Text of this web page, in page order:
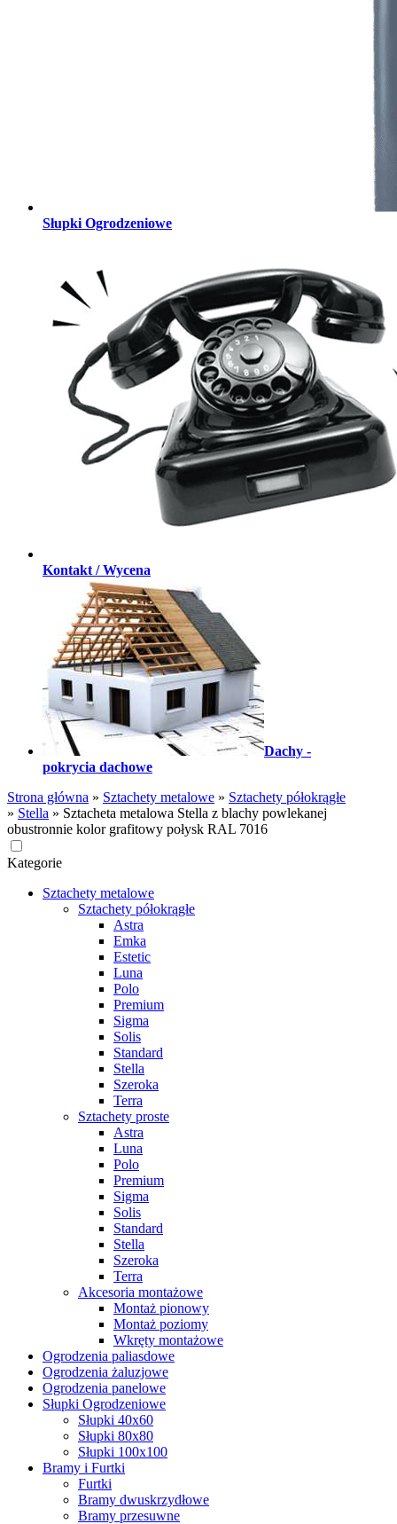
Słupki Ogrodzeniowe
Kontakt / Wycena
Dachy -
pokrycia dachowe
Strona główna » Sztachety metalowe » Sztachety półokrągłe
» Stella » Sztacheta metalowa Stella z blachy powlekanej
obustronnie kolor grafitowy połysk RAL 7016
Kategorie
Sztachety metalowe
Sztachety półokrągłe
Astra
Emka
Estetic
Luna
Polo
Premium
Sigma
Solis
Standard
Stella
Szeroka
Terra
Sztachety proste
Astra
Luna
Polo
Premium
Sigma
Solis
Standard
Stella
Szeroka
Terra
Akcesoria montażowe
Montaż pionowy
Montaż poziomy
Wkręty montażowe
Ogrodzenia paliasdowe
Ogrodzenia żaluzjowe
Ogrodzenia panelowe
Słupki Ogrodzeniowe
Słupki 40x60
Słupki 80x80
Słupki 100x100
Bramy i Furtki
Furtki
Bramy dwuskrzydłowe
Bramy przesuwne